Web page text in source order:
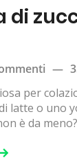
di
—
per
latte o uno
è da